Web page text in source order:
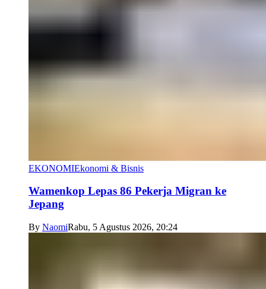
EKONOMIEkonomi & Bisnis
Wamenkop Lepas 86 Pekerja Migran ke
Jepang
By NaomiRabu, 5 Agustus 2026, 20:24